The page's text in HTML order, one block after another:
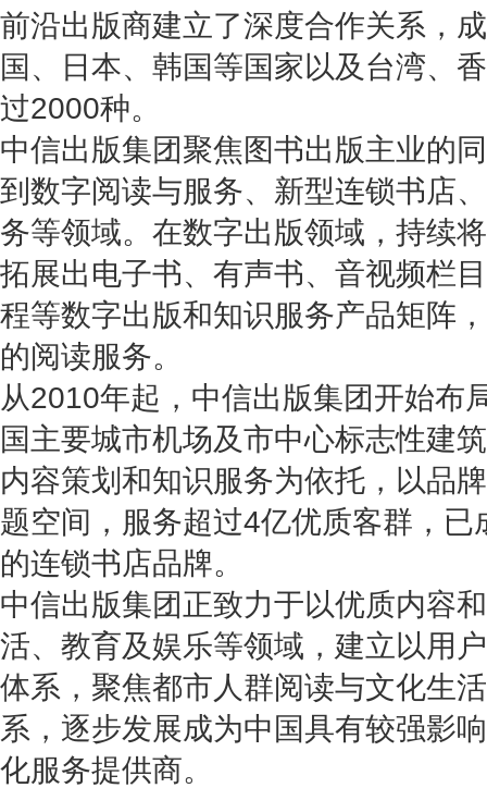
前沿出版商建立了深度合作关系，
国、日本、韩国等国家以及台湾、
过2000种。
中信出版集团聚焦图书出版主业的
到数字阅读与服务、新型连锁书店
务等领域。在数字出版领域，持续
拓展出电子书、有声书、音视频栏
程等数字出版和知识服务产品矩阵
的阅读服务。
从2010年起，中信出版集团开始布
国主要城市机场及市中心标志性建
内容策划和知识服务为依托，以品
题空间，服务超过4亿优质客群，
的连锁书店品牌。
中信出版集团正致力于以优质内容
活、教育及娱乐等领域，建立以用
体系，聚焦都市人群阅读与文化生
系，逐步发展成为中国具有较强影
化服务提供商。